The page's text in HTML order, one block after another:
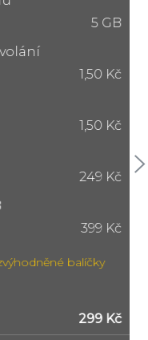
1,50 Kč
1,50 Kč
249 Kč
399 Kč
balíčky
299 Kč